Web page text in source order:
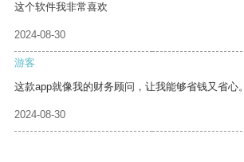
这个软件我非常喜欢
2024-08-30
游客
这款app就像我的财务顾问，让我能够省钱又省心。
2024-08-30